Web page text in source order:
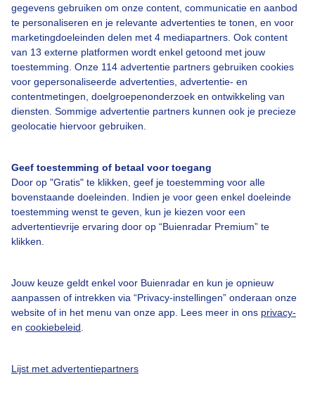
gegevens gebruiken om onze content, communicatie en aanbod
te personaliseren en je relevante advertenties te tonen, en voor
marketingdoeleinden delen met 4 mediapartners. Ook content
van 13 externe platformen wordt enkel getoond met jouw
toestemming. Onze 114 advertentie partners gebruiken cookies
voor gepersonaliseerde advertenties, advertentie- en
contentmetingen, doelgroepenonderzoek en ontwikkeling van
diensten. Sommige advertentie partners kunnen ook je precieze
geolocatie hiervoor gebruiken.
Geef toestemming of betaal voor toegang
Door op "Gratis" te klikken, geef je toestemming voor alle
bovenstaande doeleinden. Indien je voor geen enkel doeleinde
toestemming wenst te geven, kun je kiezen voor een
advertentievrije ervaring door op “Buienradar Premium” te
klikken.
Jouw keuze geldt enkel voor Buienradar en kun je opnieuw
aanpassen of intrekken via “Privacy-instellingen” onderaan onze
website of in het menu van onze app. Lees meer in ons privacy-
en cookiebeleid
Lijst met advertentiepartners
Een moment geduld aub...
Over Buienradar
Bedrijfsgegevens
Veelgestelde vragen
Contact
Toegankelijkheid
Adverteren
Buienradar Team